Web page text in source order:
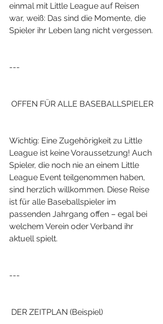
einmal mit Little League auf Reisen
war, weiß: Das sind die Momente, die
Spieler ihr Leben lang nicht vergessen.
---
OFFEN FÜR ALLE BASEBALLSPIELER
Wichtig: Eine Zugehörigkeit zu Little
League ist keine Voraussetzung! Auch
Spieler, die noch nie an einem Little
League Event teilgenommen haben,
sind herzlich willkommen. Diese Reise
ist für alle Baseballspieler im
passenden Jahrgang offen – egal bei
welchem Verein oder Verband ihr
aktuell spielt.
---
DER ZEITPLAN (Beispiel)